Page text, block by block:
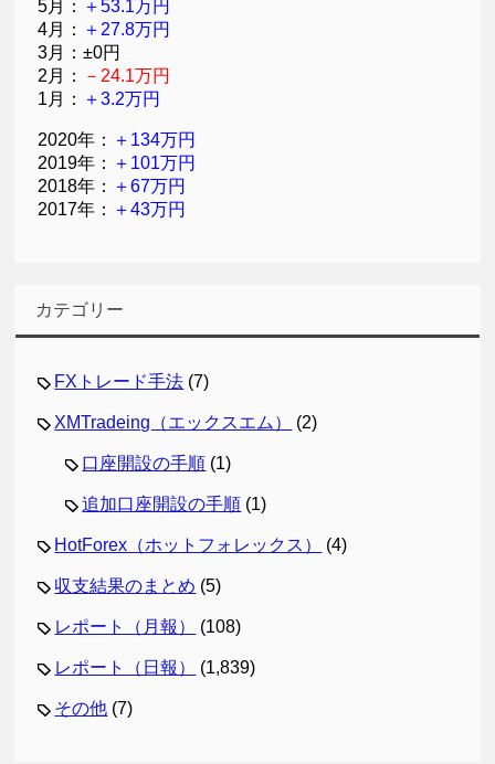
5月： ＋53.1万円
4月： ＋27.8万円
3月：±0円
2月：
－24.1万円
1月： ＋3.2万円
2020年： ＋134万円
2019年： ＋101万円
2018年： ＋67万円
2017年： ＋43万円
カテゴリー
FXトレード手法 (7)
XMTradeing（エックスエム） (2)
口座開設の手順 (1)
追加口座開設の手順 (1)
HotForex（ホットフォレックス） (4)
収支結果のまとめ (5)
レポート（月報） (108)
レポート（日報） (1,839)
その他 (7)